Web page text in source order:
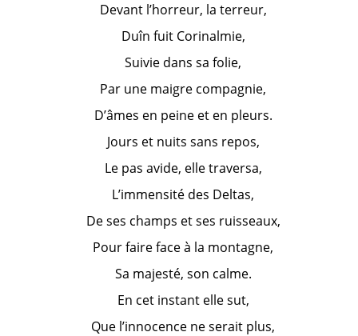
Devant l’horreur, la terreur,
Duîn fuit Corinalmie,
Suivie dans sa folie,
Par une maigre compagnie,
D’âmes en peine et en pleurs.
Jours et nuits sans repos,
Le pas avide, elle traversa,
L’immensité des Deltas,
De ses champs et ses ruisseaux,
Pour faire face à la montagne,
Sa majesté, son calme.
En cet instant elle sut,
Que l’innocence ne serait plus,